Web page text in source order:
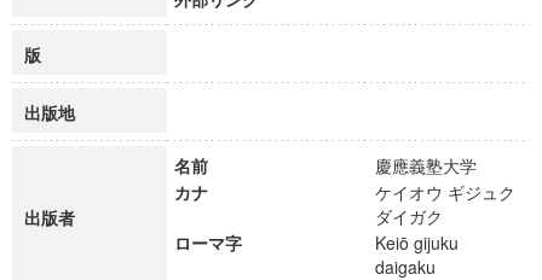
版
出版地
出版者
名前
慶應義塾大学
カナ
ケイオウ ギジュク
ダイガク
ローマ字
Keiō gijuku
daigaku